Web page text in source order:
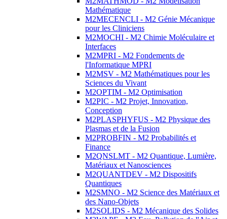
Mathématique
M2MECENCLI - M2 Génie Mécanique
pour les Cliniciens
M2MOCHI - M2 Chimie Moléculaire et
Interfaces
M2MPRI - M2 Fondements de
l'Informatique MPRI
M2MSV - M2 Mathématiques pour les
Sciences du Vivant
M2OPTIM - M2 Optimisation
M2PIC - M2 Projet, Innovation,
Conception
M2PLASPHYFUS - M2 Physique des
Plasmas et de la Fusion
M2PROBFIN - M2 Probabilités et
Finance
M2QNSLMT - M2 Quantique, Lumière,
Matériaux et Nanosciences
M2QUANTDEV - M2 Dispositifs
Quantiques
M2SMNO - M2 Science des Matériaux et
des Nano-Objets
M2SOLIDS - M2 Mécanique des Solides